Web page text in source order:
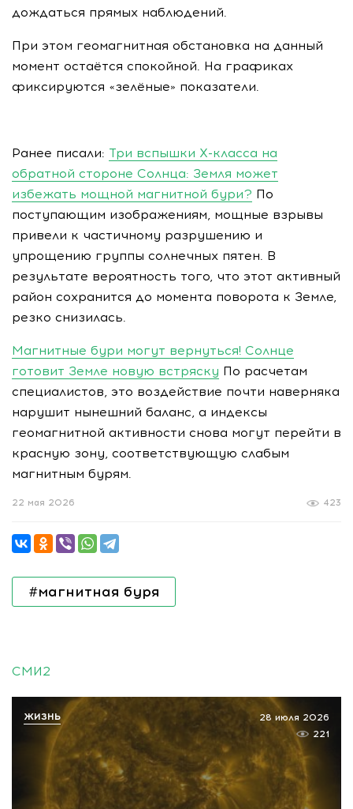
дождаться прямых наблюдений.
При этом геомагнитная обстановка на данный
момент остаётся спокойной. На графиках
фиксируются «зелёные» показатели.
Ранее писали: Три вспышки X-класса на
обратной стороне Солнца: Земля может
избежать мощной магнитной бури? По
поступающим изображениям, мощные взрывы
привели к частичному разрушению и
упрощению группы солнечных пятен. В
результате вероятность того, что этот активный
район сохранится до момента поворота к Земле,
резко снизилась.
Магнитные бури могут вернуться! Солнце
готовит Земле новую встряску По расчетам
специалистов, это воздействие почти наверняка
нарушит нынешний баланс, а индексы
геомагнитной активности снова могут перейти в
красную зону, соответствующую слабым
магнитным бурям.
423
22 мая 2026
#магнитная буря
СМИ2
28 июля 2026
221
ЖИЗНЬ